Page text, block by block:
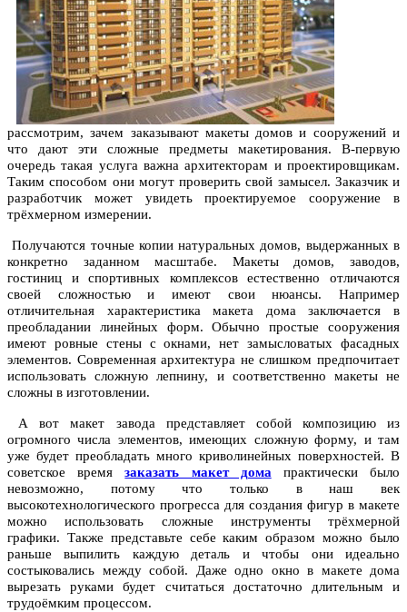
рассмотрим, зачем заказывают макеты домов и сооружений и
что дают эти сложные предметы макетирования. В-первую
очередь такая услуга важна архитекторам и проектировщикам.
Таким способом они могут проверить свой замысел. Заказчик и
разработчик может увидеть проектируемое сооружение в
трёхмерном измерении.
Получаются точные копии натуральных домов, выдержанных в
конкретно заданном масштабе. Макеты домов, заводов,
гостиниц и спортивных комплексов естественно отличаются
своей сложностью и имеют свои нюансы. Например
отличительная характеристика макета дома заключается в
преобладании линейных форм. Обычно простые сооружения
имеют ровные стены с окнами, нет замысловатых фасадных
элементов. Современная архитектура не слишком предпочитает
использовать сложную лепнину, и соответственно макеты не
сложны в изготовлении.
А вот макет завода представляет собой композицию из
огромного числа элементов, имеющих сложную форму, и там
уже будет преобладать много криволинейных поверхностей. В
советское времязаказать макет домапрактически было
невозможно, потому что только в наш век
высокотехнологического прогресса для создания фигур в макете
можно использовать сложные инструменты трёхмерной
графики. Также представьте себе каким образом можно было
раньше выпилить каждую деталь и чтобы они идеально
состыковались между собой. Даже одно окно в макете дома
вырезать руками будет считаться достаточно длительным и
трудоёмким процессом.